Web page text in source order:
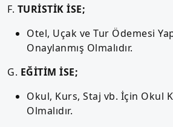
F. TURİSTİK İSE;
Otel, Uçak ve Tur Ödemesi
Onaylanmış Olmalıdır.
G. EĞİTİM İSE;
Okul, Kurs, Staj vb. İçin Okul
Olmalıdır.